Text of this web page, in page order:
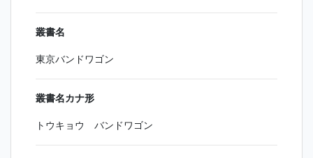
叢書名
東京バンドワゴン
叢書名カナ形
トウキョウ バンドワゴン